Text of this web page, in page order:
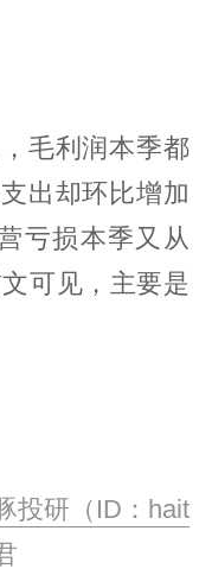
毛利润本季都
出却环比增加
亏损本季又从
可见，主要是
投研（ID：hait